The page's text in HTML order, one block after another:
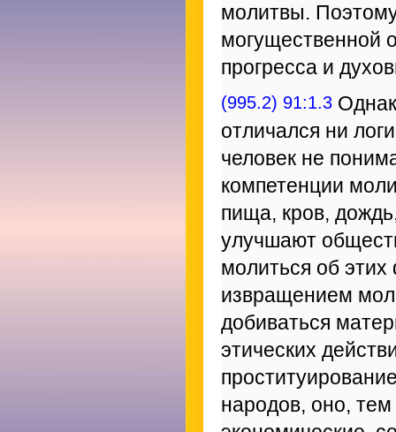
молитвы.
могущественной
прогресса и
(995.2) 91:1.3
отличался ни
человек не
компетенции
пища, кров,
улучшают
молиться об этих
извращением
добиваться
этических
народов, оно,